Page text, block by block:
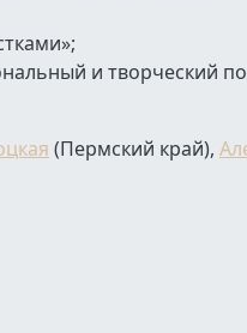
и творческий
(Пермский край),